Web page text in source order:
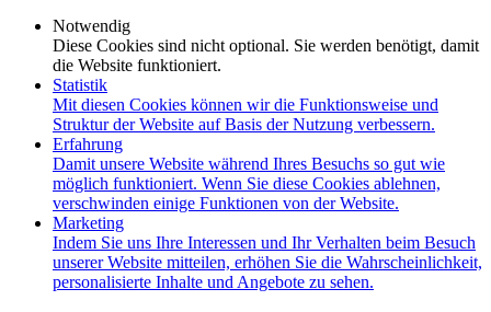
Notwendig
Diese Cookies sind nicht optional. Sie werden benötigt, damit
die Website funktioniert.
Statistik
Mit diesen Cookies können wir die Funktionsweise und
Struktur der Website auf Basis der Nutzung verbessern.
Erfahrung
Damit unsere Website während Ihres Besuchs so gut wie
möglich funktioniert. Wenn Sie diese Cookies ablehnen,
verschwinden einige Funktionen von der Website.
Marketing
Indem Sie uns Ihre Interessen und Ihr Verhalten beim Besuch
unserer Website mitteilen, erhöhen Sie die Wahrscheinlichkeit,
personalisierte Inhalte und Angebote zu sehen.